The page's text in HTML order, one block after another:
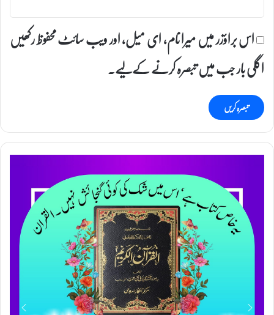
اس براؤزر میں میرا نام، ای میل، اور ویب سائٹ محفوظ رکھیں
اگلی بار جب میں تبصرہ کرنے کےلیے۔